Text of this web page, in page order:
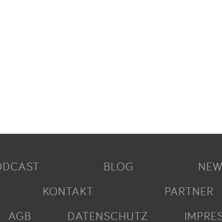
BLOG
KONTAKT
PARTNER
AGB
DATENSCHUTZ